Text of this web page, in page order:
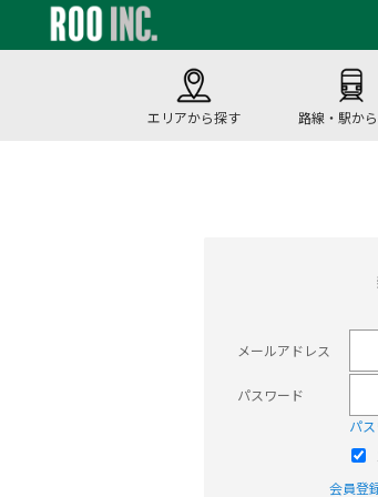
エリアから探す 路線・駅か
メールアドレス
パスワード
パ
会員登